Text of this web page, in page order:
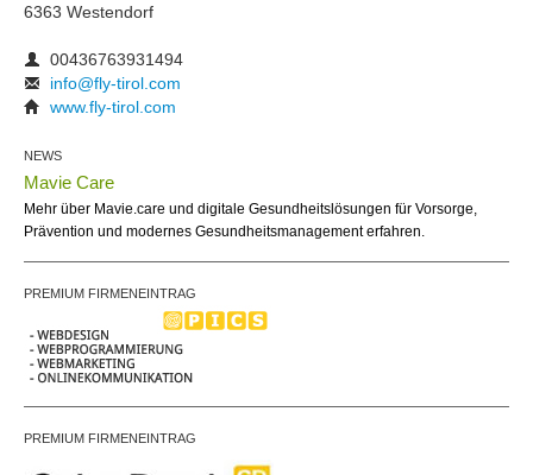
6363 Westendorf
00436763931494
info@fly-tirol.com
www.fly-tirol.com
NEWS
Mavie Care
Mehr über Mavie.care und digitale Gesundheitslösungen für Vorsorge,
Prävention und modernes Gesundheitsmanagement erfahren.
PREMIUM FIRMENEINTRAG
PREMIUM FIRMENEINTRAG